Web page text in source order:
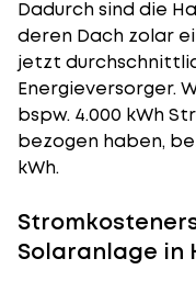
Dadurch sind die
deren Dach zolar
jetzt
Energieversorger.
bspw. 4.000 kWh
bezogen haben,
kWh.
Solaranlage in